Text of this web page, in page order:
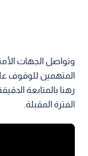
وتواصل الجهات
المتهمين للوقوف
رهنا بالمتابعة
الفترة المقبلة.